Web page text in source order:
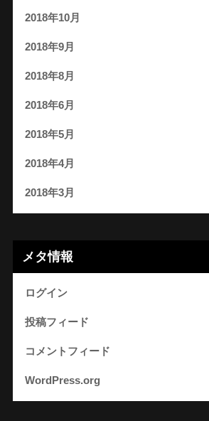
2018年10月
2018年9月
2018年8月
2018年6月
2018年5月
2018年4月
2018年3月
メタ情報
ログイン
投稿フィード
コメントフィード
WordPress.org